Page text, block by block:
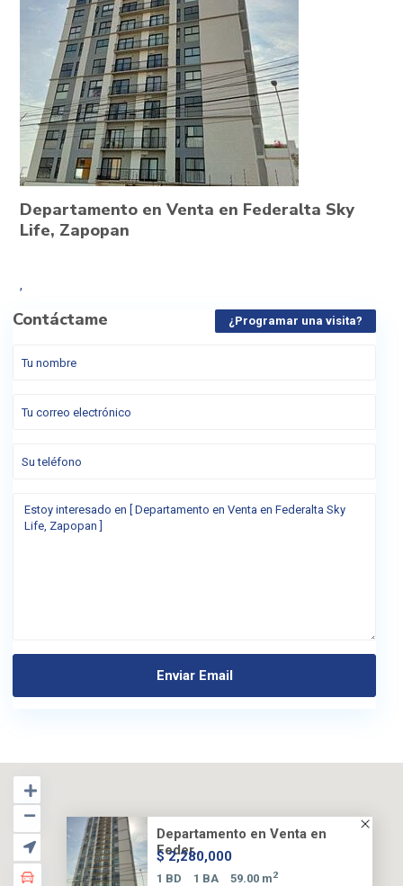
Departamento en Venta en Federalta Sky
Life, Zapopan
,
Contáctame ¿Programar una visita?
Departamento en Venta en
Feder...
$ 2,280,000
1 BD 1 BA 59.00 m2